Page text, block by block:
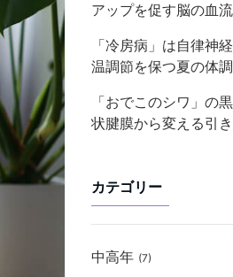
アップを促す脳の血
「冷房病」は自律
温調節を保つ夏の体
「おでこのシワ」
状腱膜から変える引
カテゴリー
中高年 (7)